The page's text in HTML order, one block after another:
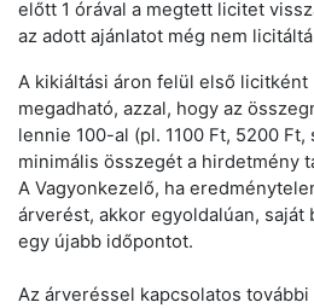
előtt 1 órával a megtett licitet
az adott ajánlatot még nem
A kikiáltási áron felül első licitként
megadható, azzal, hogy az
lennie 100-al (pl. 1100 Ft, 5200
minimális összegét a hirdetmény
A Vagyonkezelő, ha
árverést, akkor egyoldalúan, saját
egy újabb időpontot.
Az árveréssel kapcsolatos